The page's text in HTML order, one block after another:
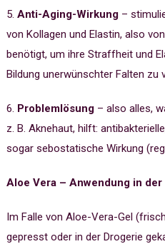
5. Anti-Aging-Wirkung–
von Kollagen und Elastin, also
benötigt, um ihre Straffheit und
Bildung unerwünschter Falten zu
6. Problemlösung– also alles,
z. B. Aknehaut, hilft:
sogar sebostatische Wirkung
Aloe Vera – Anwendung in der
Im Falle von Aloe-Vera-Gel
gepresst oder in der Drogerie